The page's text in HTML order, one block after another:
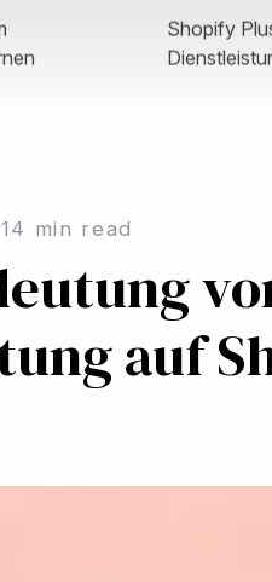
Shopify
14 min read
auf